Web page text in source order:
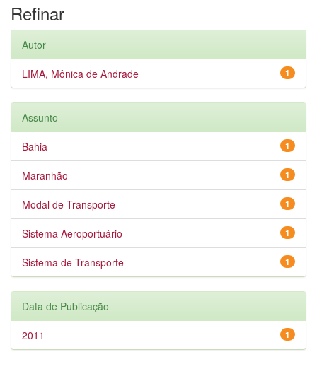
Refinar
Autor
1
LIMA, Mônica de Andrade
Assunto
1
Bahia
1
Maranhão
1
Modal de Transporte
1
Sistema Aeroportuário
1
Sistema de Transporte
Data de Publicação
1
2011